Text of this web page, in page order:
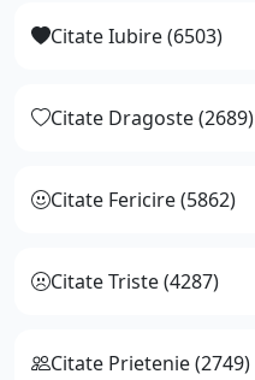
Citate Iubire (6503)
Citate Dragoste (2689)
Citate Fericire (5862)
Citate Triste (4287)
Citate Prietenie (2749)